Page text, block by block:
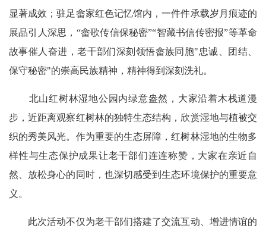
显著成效；驻足畲家红色记忆馆内，一件件承载岁月痕迹的
展品引人深思，“畲歌传信保秘密”“智藏书信传密报”等革命
故事催人奋进，老干部们深刻领悟畲族同胞"忠诚、团结、
保守秘密"的崇高民族精神，精神得到深刻洗礼。
北山红树林湿地公园内绿意盎然，大家沿着木栈道漫
步，近距离观察红树林的独特生态结构，欣赏湿地与植被交
织的秀美风光。作为重要的生态屏障，红树林湿地的生物多
样性与生态保护成果让老干部们连连称赞，大家在亲近自
然、放松身心的同时，也深切感受到生态环境保护的重要意
义。
此次活动不仅为老干部们搭建了交流互动、增进情谊的